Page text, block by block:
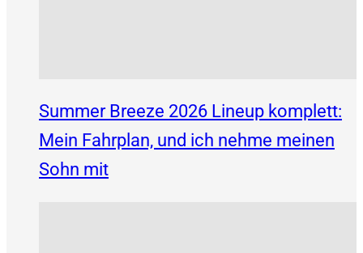
Summer Breeze 2026 Lineup komplett:
Mein Fahrplan, und ich nehme meinen
Sohn mit